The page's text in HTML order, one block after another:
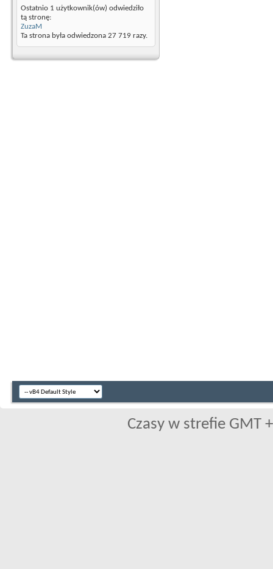
Ostatnio 1 użytkownik(ów) odwiedziło
tą stronę:
ZuzaM
Ta strona była odwiedzona 27 719 razy.
Czasy w strefie GMT